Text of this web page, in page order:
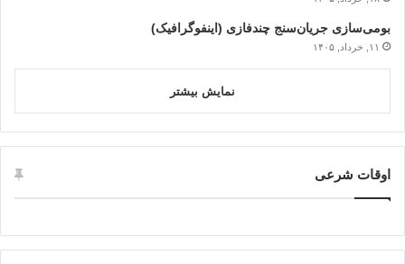
بومی‌سازی جریان‌سنج چندفازی (اینفوگرافیک)
۱۱, خرداد, ۱۴۰۵
نمایش بیشتر
اوقات شرعی